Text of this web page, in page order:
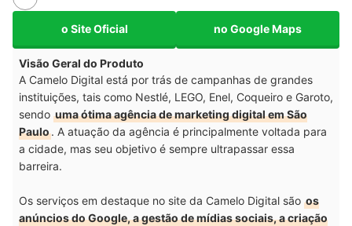
o Site Oficial no Google Maps
Visão Geral do Produto
A Camelo Digital está por trás de campanhas de grandes
instituições, tais como Nestlé, LEGO, Enel, Coqueiro e Garoto,
sendo uma ótima agência de marketing digital em São
Paulo. A atuação da agência é principalmente voltada para
a cidade, mas seu objetivo é sempre ultrapassar essa
barreira.
Os serviços em destaque no site da Camelo Digital são os
anúncios do Google, a gestão de mídias sociais, a criação